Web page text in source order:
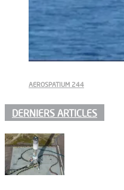
AEROSPATIUM 244
DERNIERS ARTICLES